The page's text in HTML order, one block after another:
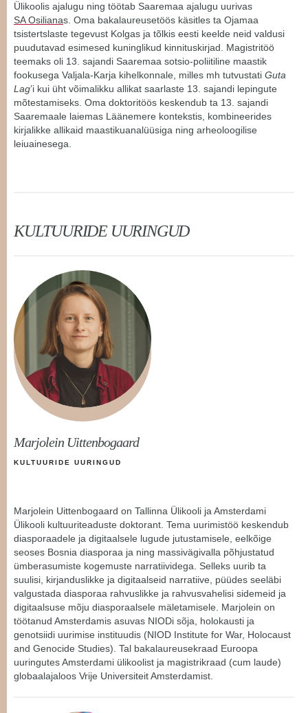
Ülikoolis ajalugu ning töötab Saaremaa ajalugu uurivas
SA Osilianas. Oma bakalaureusetöös käsitles ta Ojamaa
tsistertslaste tegevust Kolgas ja tõlkis eesti keelde neid valdusi
puudutavad esimesed kuninglikud kinnituskirjad. Magistritöö
teemaks oli 13. sajandi Saaremaa sotsio-poliitiline maastik
fookusega Valjala-Karja kihelkonnale, milles mh tutvustati Guta
Lag’i kui üht võimalikku allikat saarlaste 13. sajandi lepingute
mõtestamiseks. Oma doktoritöös keskendub ta 13. sajandi
Saaremaale laiemas Läänemere kontekstis, kombineerides
kirjalikke allikaid maastikuanalüüsiga ning arheoloogilise
leiuainesega.
KULTUURIDE UURINGUD
Marjolein Uittenbogaard
KULTUURIDE UURINGUD
Marjolein Uittenbogaard on Tallinna Ülikooli ja Amsterdami
Ülikooli kultuuriteaduste doktorant. Tema uurimistöö keskendub
diasporaadele ja digitaalsele lugude jutustamisele, eelkõige
seoses Bosnia diasporaa ja ning massivägivalla põhjustatud
ümberasumiste kogemuste narratiividega. Selleks uurib ta
suulisi, kirjanduslikke ja digitaalseid narratiive, püüdes seeläbi
valgustada diasporaa rahvuslikke ja rahvusvahelisi sidemeid ja
digitaalsuse mõju diasporaalsele mäletamisele. Marjolein on
töötanud Amsterdamis asuvas NIODi sõja, holokausti ja
genotsiidi uurimise instituudis (NIOD Institute for War, Holocaust
and Genocide Studies). Tal bakalaureusekraad Euroopa
uuringutes Amsterdami ülikoolist ja magistrikraad (cum laude)
globaalajaloos Vrije Universiteit Amsterdamist.